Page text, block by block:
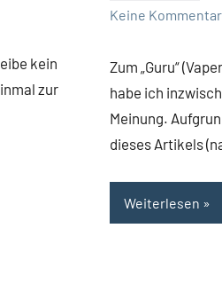
kein
zur
Keine
Zum „Guru“
habe ich
Meinung.
dieses Artikels
Weiterlesen